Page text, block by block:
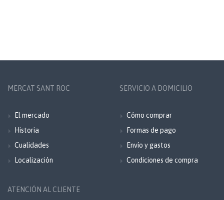
MERCAT SANT ROC
El mercado
Historia
Cualidades
Localización
SERVICIO A DOMICILIO
Cómo comprar
Formas de pago
Envío y gastos
Condiciones de compra
ATENCIÓN AL CLIENTE